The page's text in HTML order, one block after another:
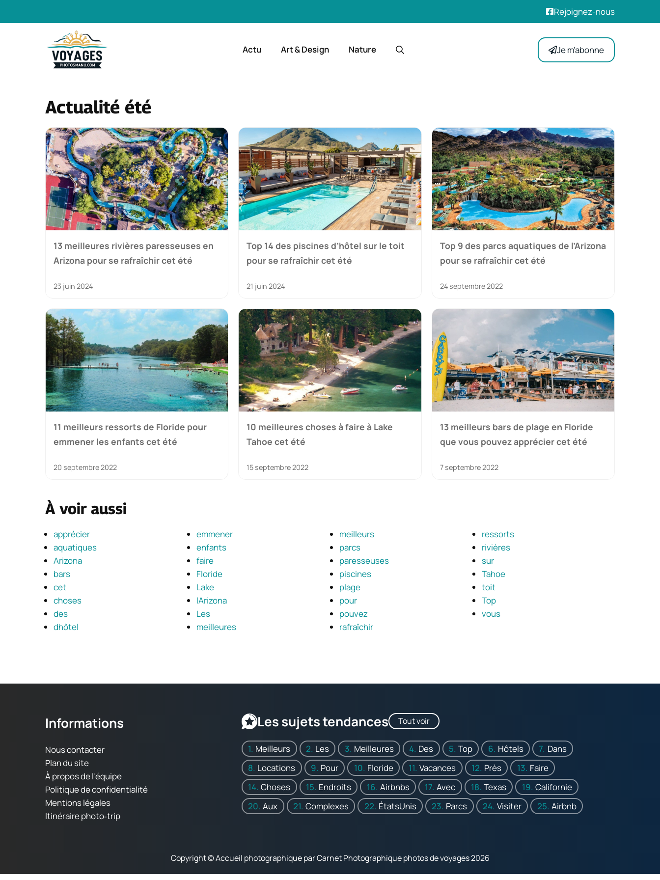
Rejoignez-nous
Actu Art & Design Nature Je m'abonne
Actualité été
13 meilleures rivières paresseuses en
Arizona pour se rafraîchir cet été
23 juin 2024
Top 14 des piscines d’hôtel sur le toit
pour se rafraîchir cet été
21 juin 2024
Top 9 des parcs aquatiques de l’Arizona
pour se rafraîchir cet été
24 septembre 2022
11 meilleurs ressorts de Floride pour
emmener les enfants cet été
20 septembre 2022
10 meilleures choses à faire à Lake
Tahoe cet été
15 septembre 2022
13 meilleurs bars de plage en Floride
que vous pouvez apprécier cet été
7 septembre 2022
À voir aussi
apprécier
aquatiques
Arizona
bars
cet
choses
des
dhôtel
emmener
enfants
faire
Floride
Lake
lArizona
Les
meilleures
meilleurs
parcs
paresseuses
piscines
plage
pour
pouvez
rafraîchir
ressorts
rivières
sur
Tahoe
toit
Top
vous
Informations
Nous contacter
Plan du site
À propos de l'équipe
Politique de confidentialité
Mentions légales
Itinéraire photo‑trip
Les sujets tendances Tout voir
Meilleurs Les Meilleures Des Top Hôtels
Dans
Locations
Pour Floride Vacances Près
Faire
Choses
Endroits Airbnbs Avec Texas
Californie
Aux
Complexes ÉtatsUnis Parcs Visiter Airbnb
Copyright © Accueil photographique par Carnet Photographique photos de voyages 2026